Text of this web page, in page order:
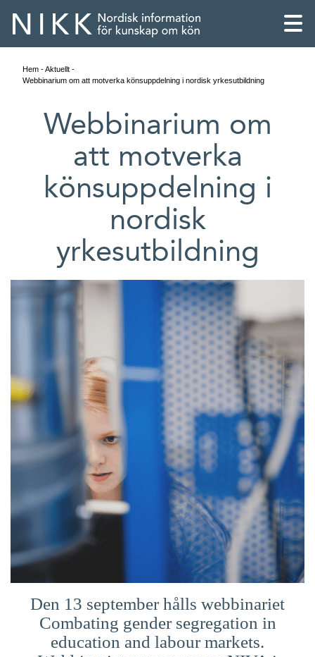
English
Skandinaviska
Suomi
Íslenska
Hem
Aktuellt
Webbinarium om att motverka könsuppdelning i nordisk yrkesutbildning
Webbinarium om
att motverka
könsuppdelning i
nordisk
yrkesutbildning
Den 13 september hålls webbinariet
Combating gender segregation in
education and labour markets.